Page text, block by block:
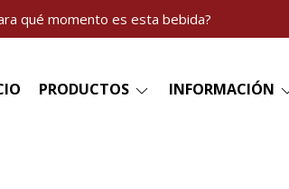
qué momento es esta bebida?
PRODUCTOS INFORMACIÓN